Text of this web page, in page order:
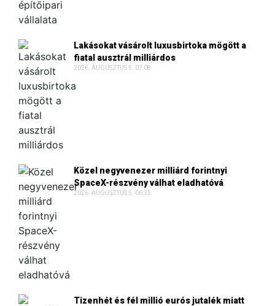
Lakásokat vásárolt luxusbirtoka mögött a
fiatal ausztrál milliárdos
2026. AUGUSZTUS 5. 07:08
Közel negyvenezer milliárd forintnyi
SpaceX-részvény válhat eladhatóvá
2026. AUGUSZTUS 5. 06:35
Tizenhét és fél millió eurós jutalék miatt